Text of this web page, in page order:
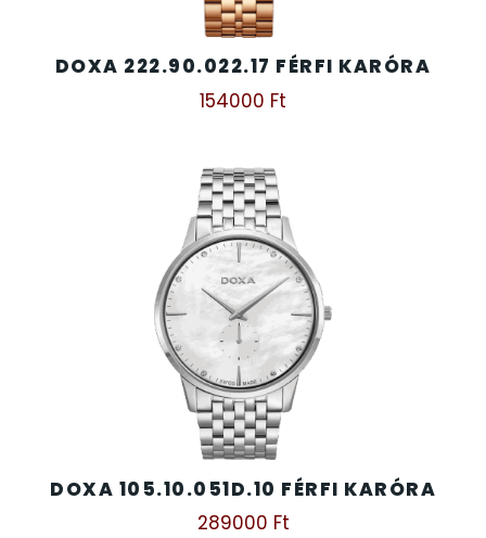
DOXA 222.90.022.17 FÉRFI KARÓRA
154000 Ft
DOXA 105.10.051D.10 FÉRFI KARÓRA
289000 Ft